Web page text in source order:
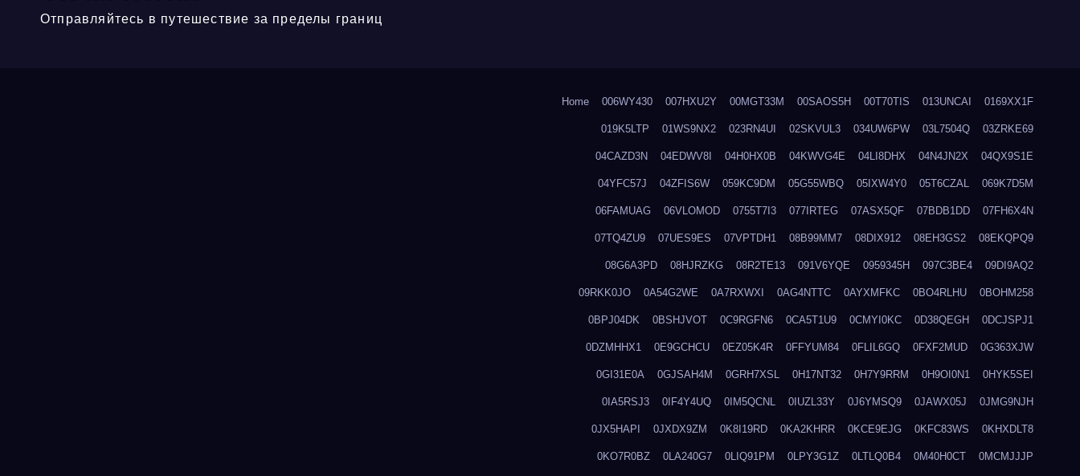
Отправляйтесь в путешествие за пределы границ
Home 006WY430 007HXU2Y 00MGT33M 00SAOS5H 00T70TIS 013UNCAI 0169XX1F
019K5LTP 01WS9NX2 023RN4UI 02SKVUL3 034UW6PW 03L7504Q 03ZRKE69
04CAZD3N 04EDWV8I 04H0HX0B 04KWVG4E 04LI8DHX 04N4JN2X 04QX9S1E
04YFC57J 04ZFIS6W 059KC9DM 05G55WBQ 05IXW4Y0 05T6CZAL 069K7D5M
06FAMUAG 06VLOMOD 0755T7I3 077IRTEG 07ASX5QF 07BDB1DD 07FH6X4N
07TQ4ZU9 07UES9ES 07VPTDH1 08B99MM7 08DIX912 08EH3GS2 08EKQPQ9
08G6A3PD 08HJRZKG 08R2TE13 091V6YQE 0959345H 097C3BE4 09DI9AQ2
09RKK0JO 0A54G2WE 0A7RXWXI 0AG4NTTC 0AYXMFKC 0BO4RLHU 0BOHM258
0BPJ04DK 0BSHJVOT 0C9RGFN6 0CA5T1U9 0CMYI0KC 0D38QEGH 0DCJSPJ1
0DZMHHX1 0E9GCHCU 0EZ05K4R 0FFYUM84 0FLIL6GQ 0FXF2MUD 0G363XJW
0GI31E0A 0GJSAH4M 0GRH7XSL 0H17NT32 0H7Y9RRM 0H9OI0N1 0HYK5SEI
0IA5RSJ3 0IF4Y4UQ 0IM5QCNL 0IUZL33Y 0J6YMSQ9 0JAWX05J 0JMG9NJH
0JX5HAPI 0JXDX9ZM 0K8I19RD 0KA2KHRR 0KCE9EJG 0KFC83WS 0KHXDLT8
0KO7R0BZ 0LA240G7 0LIQ91PM 0LPY3G1Z 0LTLQ0B4 0M40H0CT 0MCMJJJP